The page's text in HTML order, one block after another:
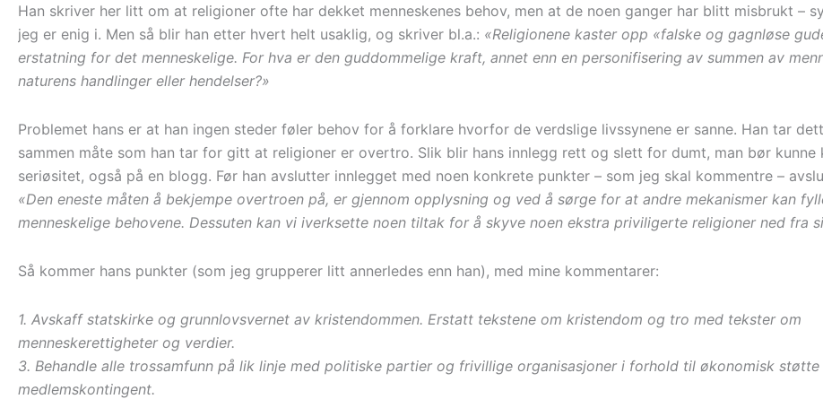
Han skriver her litt om at religioner ofte har dekket menneskenes behov, men at de noen ganger har blitt misbrukt –
jeg er enig i. Men så blir han etter hvert helt usaklig, og skriver bl.a.: «Religionene kaster opp «falske og gagnløse
erstatning for det menneskelige. For hva er den guddommelige kraft, annet enn en personifisering av summen av
naturens handlinger eller hendelser?»
Problemet hans er at han ingen steder føler behov for å forklare hvorfor de verdslige livssynene er sanne. Han tar
sammen måte som han tar for gitt at religioner er overtro. Slik blir hans innlegg rett og slett for dumt, man bør kunne
seriøsitet, også på en blogg. Før han avslutter innlegget med noen konkrete punkter – som jeg skal kommentre –
«Den eneste måten å bekjempe overtroen på, er gjennom opplysning og ved å sørge for at andre mekanismer kan
menneskelige behovene. Dessuten kan vi iverksette noen tiltak for å skyve noen ekstra priviligerte religioner ned fra
Så kommer hans punkter (som jeg grupperer litt annerledes enn han), med mine kommentarer:
1. Avskaff statskirke og grunnlovsvernet av kristendommen. Erstatt tekstene om kristendom og tro med tekster om
menneskerettigheter og verdier.
3. Behandle alle trossamfunn på lik linje med politiske partier og frivillige organisasjoner i forhold til økonomisk
medlemskontingent.